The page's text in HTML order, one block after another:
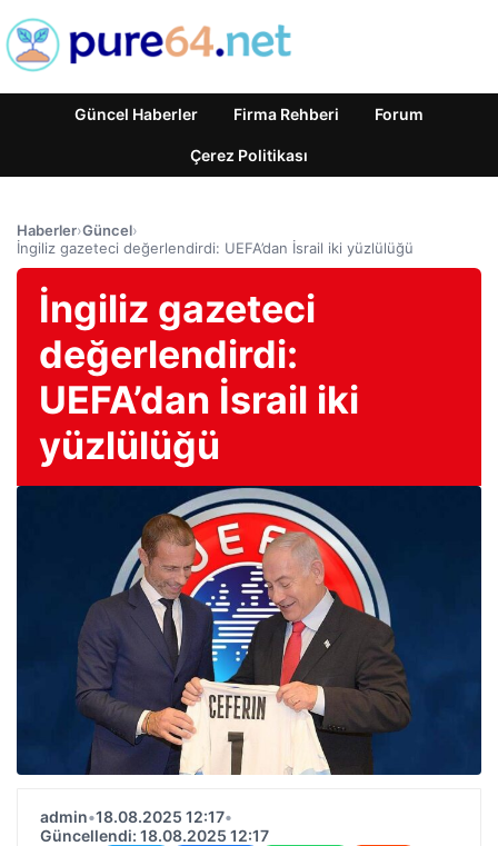
Güncel Haberler Firma Rehberi Forum
Çerez Politikası
Haberler›Güncel›
İngiliz gazeteci değerlendirdi: UEFA’dan İsrail iki yüzlülüğü
İngiliz gazeteci
değerlendirdi:
UEFA’dan İsrail iki
yüzlülüğü
admin•18.08.2025 12:17•
Güncellendi: 18.08.2025 12:17